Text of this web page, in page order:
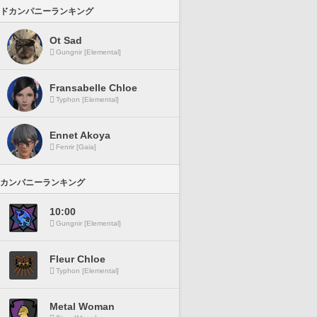
カンパニーランキング
Ot Sad
Gungnir [Elemental]
Fransabelle Chloe
Typhon [Elemental]
Ennet Akoya
Fenrir [Gaia]
ンパニーランキング
10:00
Gungnir [Elemental]
Fleur Chloe
Typhon [Elemental]
Metal Woman